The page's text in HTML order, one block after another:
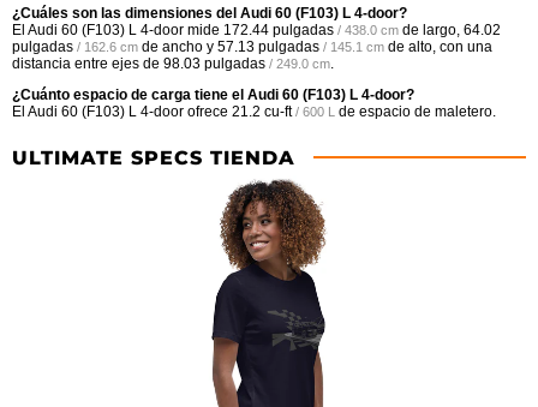
¿Cuáles son las dimensiones del Audi 60 (F103) L 4-door?
El Audi 60 (F103) L 4-door mide 172.44 pulgadas / 438.0 cm de largo, 64.02
pulgadas / 162.6 cm de ancho y 57.13 pulgadas / 145.1 cm de alto, con una
distancia entre ejes de 98.03 pulgadas / 249.0 cm
¿Cuánto espacio de carga tiene el Audi 60 (F103) L 4-door?
El Audi 60 (F103) L 4-door ofrece 21.2 cu-ft / 600 L de espacio de maletero.
ULTIMATE SPECS TIENDA